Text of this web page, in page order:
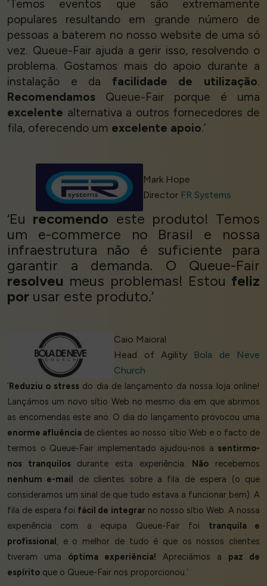
‘Temos eventos que são extremamente
populares resultando em grande número de
pessoas a baterem no nosso website de uma só
vez. Queue-Fair ajuda a gerir isso, resolvendo o
problema. Gostamos mais do apoio durante a
instalação e da facilidade de utilização.
Recomendamos Queue-Fair porque é uma
excelente alternativa a outros fornecedores de
fila, oferecendo um excelente apoio.’
Mark Hope
Director FR Systems
‘Eu recomendo este produto! Temos
um e-commerce no Brasil e nossa
infraestrutura não é suficiente para
garantir a demanda. O Queue-Fair
resolveu meus problemas! Estou feliz
por usar este produto.’
Caio Maioral
Head of Agility Bola de Neve
Church
‘Reduziu o stressdo dia de lançamento da nossa loja online!
Lançámos um novo sítio Web no mesmo dia em que abrimos
as encomendas este ano. O dia do lançamento provocou uma
enorme afluência de clientes ao nosso sítio Web e o facto de
termos o Queue-Fair implementado ajudou-nos a sentirmo-
nos tranquilosdurante esta experiência. Não recebemos
nenhum e-mail de clientes sobre a fila de espera (o que
consideramos um sinal de que tudo estava a funcionar bem). A
fila de espera foi fácil de integrarno nosso sítio Web. A nossa
experiência com a equipa Queue-Fair foi tranquila e
profissional, e o melhor de tudo é que os nossos clientes
tiveram uma óptima experiência! Apreciámos a paz de
espírito que o Queue-Fair nos proporcionou.’